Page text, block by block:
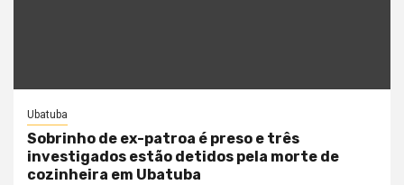
Ubatuba
Sobrinho de ex-patroa é preso e três
investigados estão detidos pela morte de
cozinheira em Ubatuba